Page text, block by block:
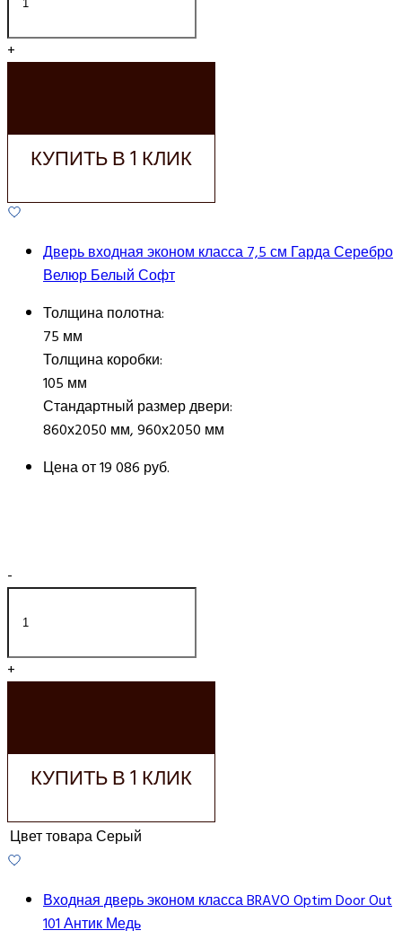
+
КУПИТЬ В 1 КЛИК
Дверь входная эконом класса 7,5 см Гарда Серебро
Велюр Белый Софт
Толщина полотна:
75 мм
Толщина коробки:
105 мм
Стандартный размер двери:
860х2050 мм, 960х2050 мм
Цена от19 086 руб.
-
+
КУПИТЬ В 1 КЛИК
Цвет товараСерый
Входная дверь эконом класса BRAVO Optim Door Out
101 Антик Медь